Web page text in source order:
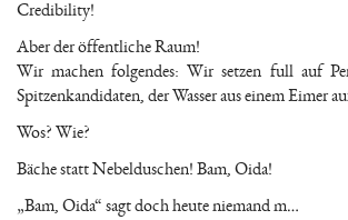
Credibility!
Aber der öffentliche Raum!
Wir machen folgendes: Wir setzen full auf
Spitzenkandidaten, der Wasser aus einem Eimer
Wos? Wie?
Bäche statt Nebelduschen! Bam, Oida!
„Bam, Oida“ sagt doch heute niemand m…